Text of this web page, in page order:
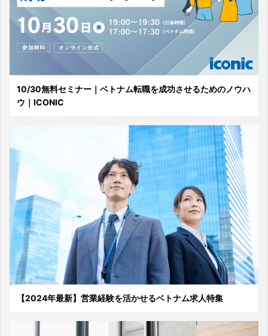
10/30無料セミナー｜ベトナム転職を成功させるためのノウハ
ウ｜ICONIC
【2024年最新】営業経験を活かせるベトナム求人特集